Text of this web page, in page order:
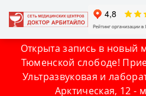
Открыта запись в новый
Тюменской слободе!
Ультразвуковая и
Арктическая, 12 -